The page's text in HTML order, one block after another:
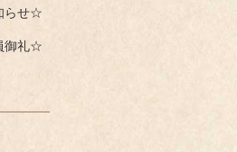
らせ☆
御礼☆